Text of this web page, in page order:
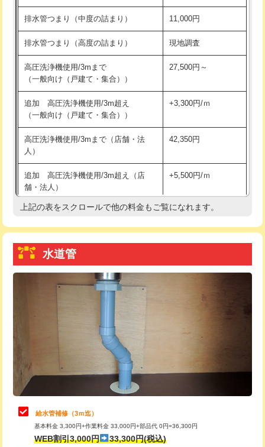
持込商品取付（浄水器・分岐水栓） 16,500円
給水管工事※（ホール加工) 16,500円
給水管工事※（バンド止め) 3,300円
給水管工事※（支持金具設置)
給水管工事※（保温材使用（バンド止
め込み）)
5,500円
給水管工事※（土の掘削・埋め戻し作
業)
11,000円
給水管工事※（塩ビ管（VP・HI）使
用/3ｍまで)
33,000円
給水管工事※（塩ビ管（VP・HI）使
+8,800円
給水管工事※（ライニング鋼管・銅
管・ポリ管・HT管使用/3ｍまで)
給水管工事※（ライニング鋼管・銅
管・ポリ管・HT管使用/3ｍ超え)
排水管工事（土の掘削・埋め戻し作
11,000円~
排水管工事（排水管工事/3ｍまで） 55,000円
排水管工事（追加 排水管工事/3ｍ超
マス交換（土の掘削・埋め戻し作業）
マス交換（深さ50㎝未満）
排水管つまり（中度の詰まり） 11,000円
排水管つまり（高度の詰まり） 現地調査
高圧洗浄機使用/3mまで
（一般向け（戸建て・集合））
27,500円～
追加 高圧洗浄機使用/3m超え
（一般向け（戸建て・集合））
+3,300円/ｍ
高圧洗浄機使用/3mまで（店舗・法
人）
42,350円
追加 高圧洗浄機使用/3m超え（店
舗・法人）
+5,500円/ｍ
高度高圧洗浄換 現地調査
トーラー機使用/3mまで
追加トーラー機使用/3m超え
8,800円
止水・漏水調査・防水処理・清掃・修
理・調整・分解・加工など（軽作業）
11,000円
止水・漏水調査・防水処理・清掃・修
理・調整・分解・加工など（中作業）
止水・漏水調査・防水処理・清掃・修
理・調整・分解・加工など（重作業）
33,000円
上記の表をスクロールで他の料金もご覧になれます。
水道管
給水管補修（3ｍ迄）
基本料金 3,300円+作業料金 33,000円+部品代 0円=36,300円
WEB割引3,000円 33,300円(税込)